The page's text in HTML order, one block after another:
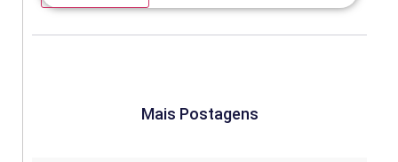
Mais Postagens